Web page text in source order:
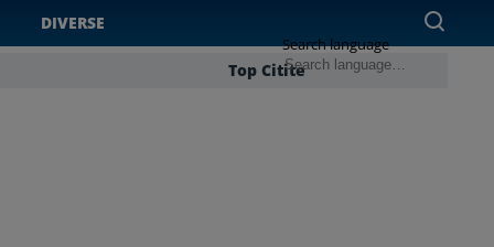
DIVERSE
Top Citite
Search language